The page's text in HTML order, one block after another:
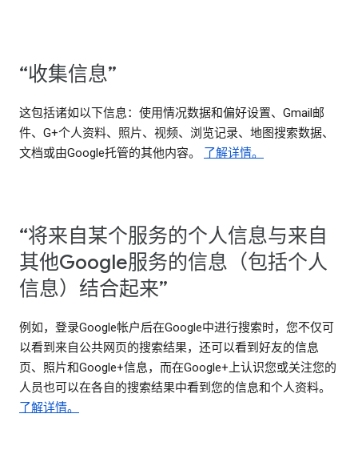
“收集信息”
这包括诸如以下信息：使用情况数据和偏好设置、Gmail邮
件、G+个人资料、照片、视频、浏览记录、地图搜索数据、
文档或由Google托管的其他内容。 了解详情。
“将来自某个服务的个人信息与来自
其他Google服务的信息（包括个人
信息）结合起来”
例如，登录Google帐户后在Google中进行搜索时，您不仅可
以看到来自公共网页的搜索结果，还可以看到好友的信息
页、照片和Google+信息，而在Google+上认识您或关注您的
人员也可以在各自的搜索结果中看到您的信息和个人资料。
了解详情。